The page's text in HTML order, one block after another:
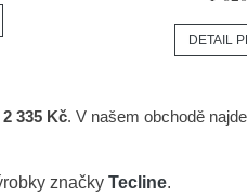
DETAIL
2 335 Kč. V našem obchodě
značky Tecline.